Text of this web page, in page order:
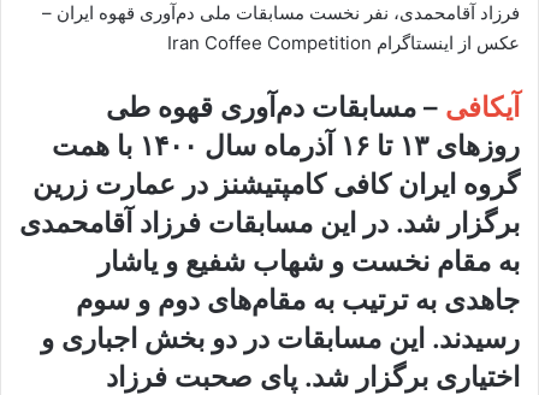
فرزاد آقامحمدی، نفر نخست مسابقات ملی دم‌آوری قهوه ایران –
عکس از اینستاگرام Iran Coffee Competition
آیکافی – مسابقات دم‌آوری قهوه طی
روزهای ۱۳ تا ۱۶ آذرماه سال ۱۴۰۰ با همت
گروه ایران کافی کامپتیشنز در عمارت زرین
برگزار شد. در این مسابقات فرزاد آقامحمدی
به مقام نخست و شهاب شفیع و یاشار
جاهدی به ترتیب به مقام‌های دوم و سوم
رسیدند. این مسابقات در دو بخش اجباری و
اختیاری برگزار شد. پای صحبت فرزاد